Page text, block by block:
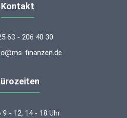
Kontakt
63 - 206 40 30
finanzen.de
9 - 12, 14 - 18 Uhr